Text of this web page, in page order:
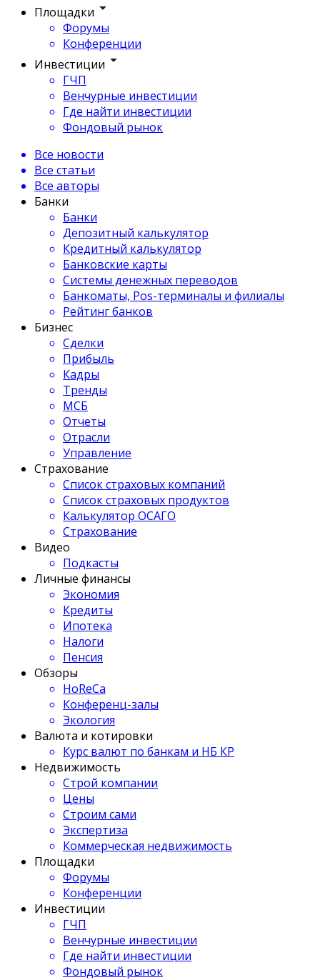
Площадки
Форумы
Конференции
Инвестиции
ГЧП
Венчурные инвестиции
Где найти инвестиции
Фондовый рынок
Все новости
Все статьи
Все авторы
Банки
Банки
Депозитный калькулятор
Кредитный калькулятор
Банковские карты
Системы денежных переводов
Банкоматы, Pos-терминалы и филиалы
Рейтинг банков
Бизнес
Сделки
Прибыль
Кадры
Тренды
МСБ
Отчеты
Отрасли
Управление
Страхование
Список страховых компаний
Список страховых продуктов
Калькулятор ОСАГО
Страхование
Видео
Подкасты
Личные финансы
Экономия
Кредиты
Ипотека
Налоги
Пенсия
Обзоры
HoReCa
Конференц-залы
Экология
Валюта и котировки
Курс валют по банкам и НБ КР
Недвижимость
Строй компании
Цены
Строим сами
Экспертиза
Коммерческая недвижимость
Площадки
Форумы
Конференции
Инвестиции
ГЧП
Венчурные инвестиции
Где найти инвестиции
Фондовый рынок